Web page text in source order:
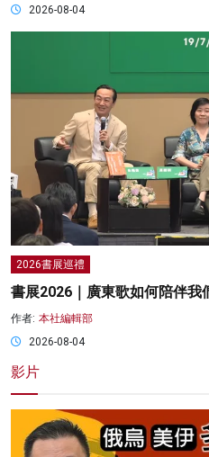
2026-08-04
2026書展巡禮
書展2026｜廣東歌如何陪伴我
作者: 本社編輯部
2026-08-04
影片